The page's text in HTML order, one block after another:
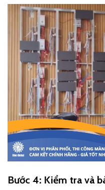
Bước 4: Kiểm tra và